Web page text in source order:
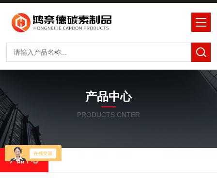
产品中心
PRODUCTS CNTER
产品中心